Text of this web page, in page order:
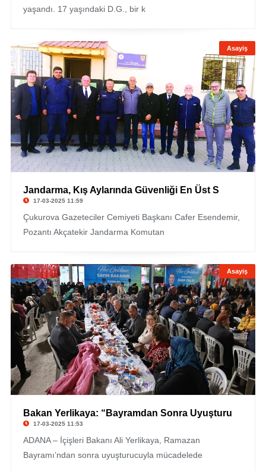
yaşandı. 17 yaşındaki D.G., bir k
Asayiş
Jandarma, Kış Aylarında Güvenliği En Üst S
17-03-2025 11:59
Çukurova Gazeteciler Cemiyeti Başkanı Cafer Esendemir,
Pozantı Akçatekir Jandarma Komutan
Asayiş
Bakan Yerlikaya: “Bayramdan Sonra Uyuşturu
17-03-2025 11:53
ADANA – İçişleri Bakanı Ali Yerlikaya, Ramazan
Bayramı’ndan sonra uyuşturucuyla mücadelede